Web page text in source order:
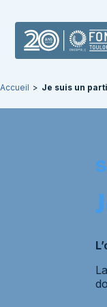
Accueil > Je suis un